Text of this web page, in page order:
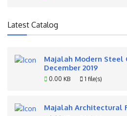
Latest Catalog
Majalah Modern Steel
December 2019
0.00 KB 1 file(s)
Majalah Architectural